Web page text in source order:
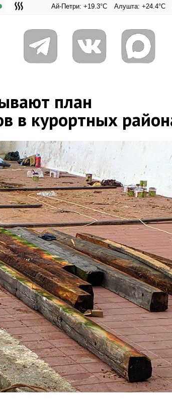
Ай-Петри: +19.3°C Алушта: +24.4°C Ангарский
план
в курортных